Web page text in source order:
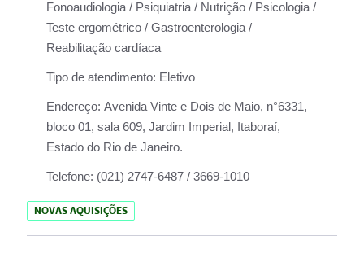
Fonoaudiologia / Psiquiatria / Nutrição / Psicologia /
Teste ergométrico / Gastroenterologia /
Reabilitação cardíaca
Tipo de atendimento: Eletivo
Endereço: Avenida Vinte e Dois de Maio, n°6331,
bloco 01, sala 609, Jardim Imperial, Itaboraí,
Estado do Rio de Janeiro.
Telefone: (021) 2747-6487 / 3669-1010
NOVAS AQUISIÇÕES